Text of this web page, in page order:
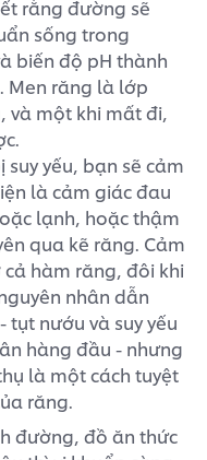
rằng đường sẽ
sống trong
biến độ pH thành
Men răng là lớp
và một khi mất đi,
yếu, bạn sẽ cảm
là cảm giác đau
lạnh, hoặc thậm
qua kẽ răng. Cảm
hàm răng, đôi khi
nhân dẫn
tụt nướu và suy yếu
hàng đầu - nhưng
là một cách tuyệt
răng.
đường, đồ ăn thức